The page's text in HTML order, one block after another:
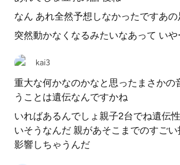
なん あれ全然予想しなかったですあ
突然動かなくなるみたいなあって い
kai3
重大な何かなのかなと思ったまさかの
うことは遺伝なんですかね
いればあるんでしょ親子2台でね遺伝
いそうなんだ 親があそこまでのすごい
影響しちゃうんだ